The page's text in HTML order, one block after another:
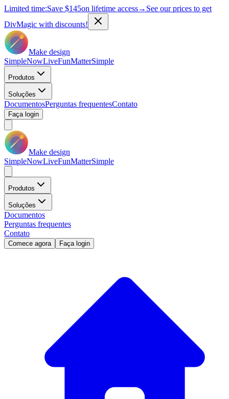
Limited time:Save $145on lifetime access→ See our prices to get
DivMagic with discounts!
Make design
SimpleNowLiveFunMatterSimple
Produtos
Soluções
DocumentosPerguntas frequentesContato
Faça login
Make design
SimpleNowLiveFunMatterSimple
Produtos
Soluções
Documentos
Perguntas frequentes
Contato
Comece agora Faça login